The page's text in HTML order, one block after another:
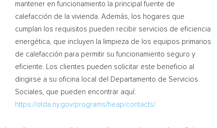
mantener en funcionamiento la principal fuente de
calefacción de la vivienda. Además, los hogares que
cumplan los requisitos pueden recibir servicios de eficiencia
energética, que incluyen la limpieza de los equipos primarios
de calefacción para permitir su funcionamiento seguro y
eficiente. Los clientes pueden solicitar este beneficio al
dirigirse a su oficina local del Departamento de Servicios
Sociales, que pueden encontrar aquí:
https://otda.ny.gov/programs/heap/contacts/